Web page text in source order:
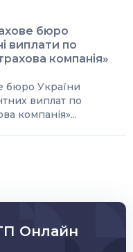
бюро
виплати по
компанія»
бюро України
виплат по
компанія»...
Онлайн